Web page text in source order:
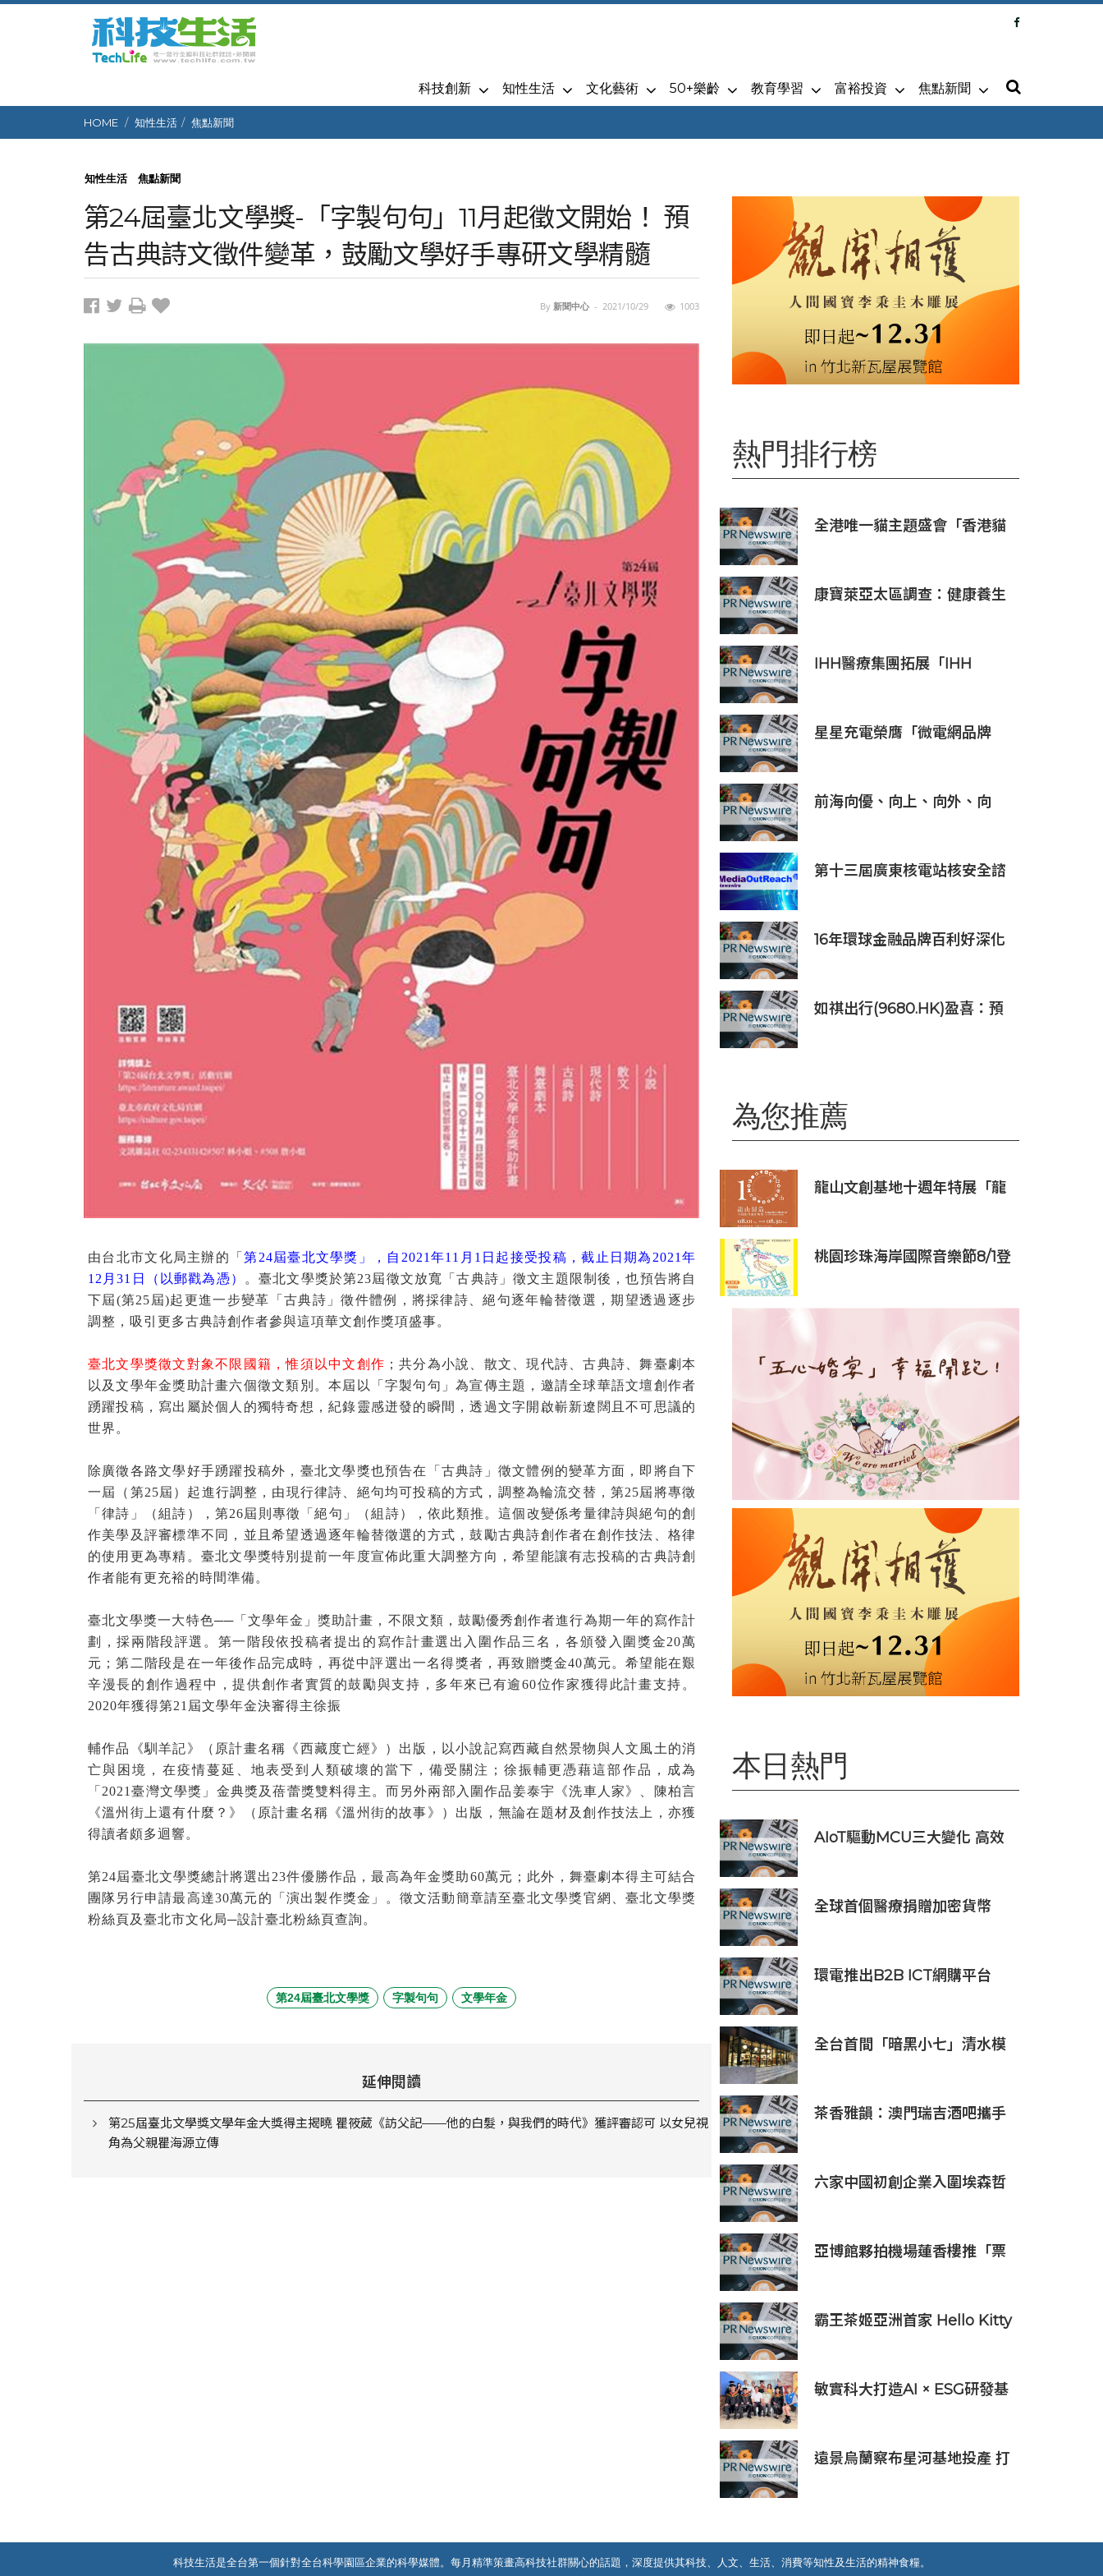
科技創新 知性生活 文化藝術 50+樂齡 教育學習 富裕投資 焦點新聞
HOME 知性生活 焦點新聞
知性生活 焦點新聞
第24屆臺北文學獎-「字製句句」11月起徵文開始！ 預
告古典詩文徵件變革，鼓勵文學好手專研文學精髓
By 新聞中心 - 2021/10/29 1003
由台北市文化局主辦的「第24屆臺北文學獎」，自 2021 年11 月 1 日起接受投稿，截止日期為 2021 年
12 月31 日（以郵戳為憑） 。臺北文學獎於第23屆徵文放寬「古典詩」徵文主題限制後，也預告將自
下屆(第25 屆)起更進一步變革「古典詩」徵件體例，將採律詩、絕句逐年輪替徵選，期望透過逐步
調整，吸引更多古典詩創作者參與這項華文創作獎項盛事。
臺北文學獎徵文對象不限國籍，惟須以中文創作 ；共分為小說、散文、現代詩、古典詩、舞臺劇本
以及文學年金獎助計畫六個徵文類別。本屆以「字製句句」為宣傳主題，邀請全球華語文壇創作者
踴躍投稿，寫出屬於個人的獨特奇想，紀錄靈感迸發的瞬間，透過文字開啟嶄新遼闊且不可思議的
世界。
除廣徵各路文學好手踴躍投稿外，臺北文學獎也預告在「古典詩」徵文體例的變革方面，即將自下
一屆（第25屆）起進行調整，由現行律詩、絕句均可投稿的方式，調整為輪流交替，第25屆將專徵
「律詩」（組詩），第26屆則專徵「絕句」（組詩），依此類推。這個改變係考量律詩與絕句的創
作美學及評審標準不同，並且希望透過逐年輪替徵選的方式，鼓勵古典詩創作者在創作技法、格律
的使用更為專精。臺北文學獎特別提前一年度宣佈此重大調整方向，希望能讓有志投稿的古典詩創
作者能有更充裕的時間準備。
臺北文學獎一大特色──「文學年金」獎助計畫，不限文類，鼓勵優秀創作者進行為期一年的寫作計
劃，採兩階段評選。第一階段依投稿者提出的寫作計畫選出入圍作品三名，各頒發入圍獎金20萬
元；第二階段是在一年後作品完成時，再從中評選出一名得獎者，再致贈獎金40萬元。希望能在艱
辛漫長的創作過程中，提供創作者實質的鼓勵與支持，多年來已有逾60位作家獲得此計畫支持。
2020年獲得第21 屆文學年金決審得主徐振
輔作品《馴羊記》（原計畫名稱《西藏度亡經》）出版，以小說記寫西藏自然景物與人文風土的消
亡與困境，在疫情蔓延、地表受到人類破壞的當下，備受關注；徐振輔更憑藉這部作品，成為
「 2021臺灣文學獎」金典獎及蓓蕾獎雙料得主。而另外兩部入圍作品姜泰宇《洗車人家》、陳柏言
《溫州街上還有什麼？》（原計畫名稱《溫州街的故事》）出版，無論在題材及創作技法上，亦獲
得讀者頗多迴響。
第24屆臺北文學獎總計將選出 23件優勝作品，最高為年金獎助60萬元；此外，舞臺劇本得主可結合
團隊另行申請最高達30萬元的「演出製作獎金」。徵文活動簡章請至臺北文學獎官網、臺北文學獎
粉絲頁及臺北市文化局─設計臺北粉絲頁查詢。
第24屆臺北文學獎 字製句句 文學年金
延伸閱讀
第25屆臺北文學獎文學年金大獎得主揭曉 瞿筱葳《訪父記——他的白髮，與我們的時代》獲評審認可 以女兒視
角為父親瞿海源立傳
熱門排行榜
全港唯一貓主題盛會「香港貓
康寶萊亞太區調查：健康養生
IHH醫療集團拓展「IHH
星星充電榮膺「微電網品牌
前海向優、向上、向外、向
第十三屆廣東核電站核安全諮
16年環球金融品牌百利好深化
如祺出行(9680.HK)盈喜：預
為您推薦
龍山文創基地十週年特展「龍
桃園珍珠海岸國際音樂節8/1登
本日熱門
AIoT驅動MCU三大變化 高效
全球首個醫療捐贈加密貨幣
環電推出B2B ICT網購平台
全台首間「暗黑小七」清水模
茶香雅韻：澳門瑞吉酒吧攜手
六家中國初創企業入圍埃森哲
亞博館夥拍機場蓮香樓推「票
霸王茶姬亞洲首家 Hello Kitty
敏實科大打造AI × ESG研發基
遠景烏蘭察布星河基地投產 打
科技生活是全台第一個針對全台科學園區企業的科學媒體。每月精準策畫高科技社群關心的話題，深度提供其科技、人文、生活、消費等知性及生活的精神食糧。